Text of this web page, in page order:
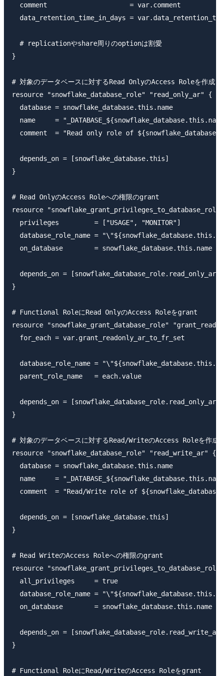
  comment                     = var.comment
data_retention_time_in_days =
  # replicationやshare周りのoptionは割愛
}
# 対象のデータベースに対するRead OnlyのAccess Roleを作成
resource "snowflake_database_role" "read_only_ar" {
  database = snowflake_database.this.name
name     =
comment  = "Read only role of
  depends_on = [snowflake_database.this]
}
# Read OnlyのAccess Roleへの権限のgrant
resource
  privileges         = ["USAGE", "MONITOR"]
database_role_name =
  on_database        = snowflake_database.this.name
  depends_on = [snowflake_database_role.read_only_ar]
}
# Functional RoleにRead OnlyのAccess Roleをgrant
resource "snowflake_grant_database_role"
  for_each = var.grant_readonly_ar_to_fr_set
database_role_name =
  parent_role_name   = each.value
  depends_on = [snowflake_database_role.read_only_ar]
}
# 対象のデータベースに対するRead/WriteのAccess Roleを作成
resource "snowflake_database_role" "read_write_ar" {
  database = snowflake_database.this.name
name     =
comment  = "Read/Write role of
  depends_on = [snowflake_database.this]
}
# Read WriteのAccess Roleへの権限のgrant
resource
  all_privileges     = true
database_role_name =
  on_database        = snowflake_database.this.name
depends_on =
}
# Functional RoleにRead/WriteのAccess Roleをgrant